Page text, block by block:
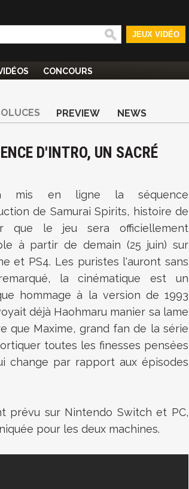
JEUX VIDÉO
CONCOURS
PREVIEW NEWS
D'INTRO, UN SACRÉ
mis en ligne la séquence
de Samurai Spirits, histoire de
que le jeu sera officiellement
à partir de demain (25 juin) sur
et PS4. Les puristes l'auront sans
la cinématique est un
hommage à la version de 1993
déjà Haohmaru manier sa lame
que Maxime, grand fan de la série
toutes les finesses pensées
change par rapport aux épisodes
prévu sur Nintendo Switch et PC,
pour les deux machines.